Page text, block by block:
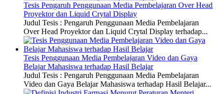
Tesis Pengaruh Penggunaan Media Pembelajaran Over Head
Proyektor dan Liquid Crytal Display
Judul Tesis : Pengaruh Penggunaan Media Pembelajaran
Over Head Proyektor dan Liquid Crytal Display terhadap...
Tesis Penggunaan Media Pembelajaran Video dan Gaya
Belajar Mahasiswa terhadap Hasil Belajar
Judul Tesis : Pengaruh Penggunaan Media Pembelajaran
Video dan Gaya Belajar Mahasiswa terhadap Hasil Belajar...